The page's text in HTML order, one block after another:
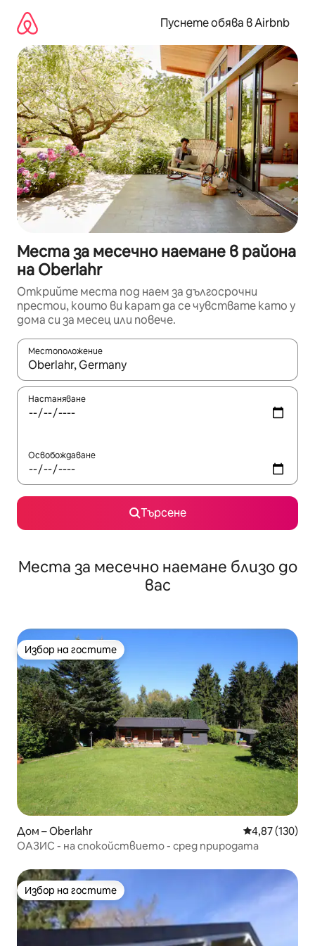
съдържанието
Пуснете обява в Airbnb
Места за месечно наемане в района
на Oberlahr
Открийте места под наем за дългосрочни
престои, които ви карат да се чувствате като у
дома си за месец или повече.
Местоположение
Когато резултатите се покажат, използвайте
Настаняване
Освобождаване
Търсене
Места за месечно наемане близо до
вас
Избор на гостите
Избор на гостите
Дом – Oberlahr Средна
4,87 (130)
ОАЗИС - на спокойствието - сред природата
Избор на гостите
Избор на гостите